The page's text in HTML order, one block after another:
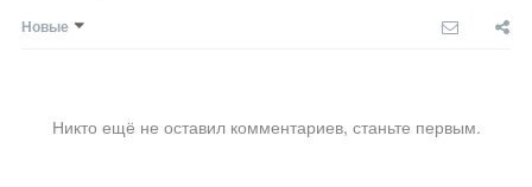
Новые
Никто ещё не оставил комментариев, станьте первым.